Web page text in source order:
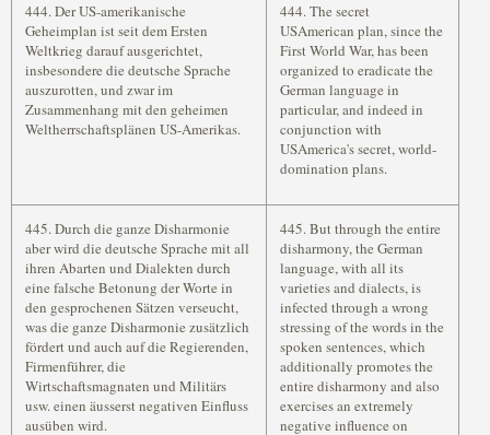
444. Der US-amerikanische
Geheimplan ist seit dem Ersten
Weltkrieg darauf ausgerichtet,
insbesondere die deutsche Sprache
auszurotten, und zwar im
Zusammenhang mit den geheimen
Weltherrschaftsplänen US-Amerikas.
444. The secret
USAmerican plan, since the
First World War, has been
organized to eradicate the
German language in
particular, and indeed in
conjunction with
USAmerica's secret, world-
domination plans.
445. Durch die ganze Disharmonie
aber wird die deutsche Sprache mit all
ihren Abarten und Dialekten durch
eine falsche Betonung der Worte in
den gesprochenen Sätzen verseucht,
was die ganze Disharmonie zusätzlich
fördert und auch auf die Regierenden,
Firmenführer, die
Wirtschaftsmagnaten und Militärs
usw. einen äusserst negativen Einfluss
ausüben wird.
445. But through the entire
disharmony, the German
language, with all its
varieties and dialects, is
infected through a wrong
stressing of the words in the
spoken sentences, which
additionally promotes the
entire disharmony and also
exercises an extremely
negative influence on